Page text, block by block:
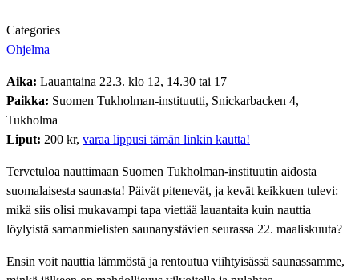
Categories
Ohjelma
Aika: Lauantaina 22.3. klo 12, 14.30 tai 17
Paikka: Suomen Tukholman-instituutti, Snickarbacken 4,
Tukholma
Liput: 200 kr, varaa lippusi tämän linkin kautta!
Tervetuloa nauttimaan Suomen Tukholman-instituutin aidosta
suomalaisesta saunasta! Päivät pitenevät, ja kevät keikkuen tulevi:
mikä siis olisi mukavampi tapa viettää lauantaita kuin nauttia
löylyistä samanmielisten saunanystävien seurassa 22. maaliskuuta?
Ensin voit nauttia lämmöstä ja rentoutua viihtyisässä saunassamme,